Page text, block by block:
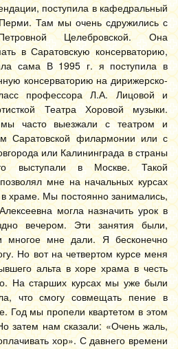
поступила в кафедральный
Там мы очень сдружились с
Целебровской. Она
в Саратовскую консерваторию,
сама В 1995 г. я поступила в
консерваторию на дирижерско-
профессора Л.А. Лицовой и
Театра Хоровой музыки.
часто выезжали с театром и
Саратовской филармонии или с
или Калининграда в страны
в Москве. Такой
мне на начальных курсах
храме. Мы постоянно занимались,
могла назначить урок в
вечером. Эти занятия были,
многое мне дали. Я бесконечно
Но вот на четвертом курсе меня
альта в хоре храма в честь
На старших курсах мы уже были
что смогу совмещать пение в
Год мы пропели квартетом в этом
затем нам сказали: «Очень жаль,
хор». С давнего времени